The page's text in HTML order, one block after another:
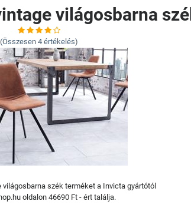
világosbarna
(Összesen 4 értékelés)
világosbarna szék terméket a Invicta gyártótól
oldalon 46690 Ft - ért találja.